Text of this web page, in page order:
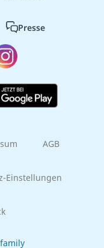
Presse
AGB
Einstellungen
family